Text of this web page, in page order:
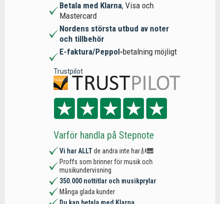
Betala med Klarna, Visa och
Mastercard
Nordens största utbud av noter
och tillbehör
E-faktura/Peppol-betalning möjligt
Trustpilot
Varför handla på Stepnote
Vi har ALLTde andra inte har🎻🎹
Proffs som brinner för musik och
musikundervisning
350.000 nottitlar och musikprylar
Många glada kunder
Du kan betala med Klarna